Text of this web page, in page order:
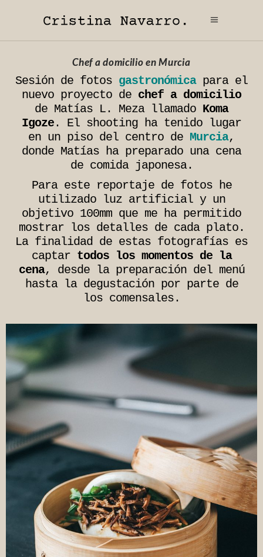
Chef a domicilio en Murcia
Sesión de fotos gastronómicapara el
nuevo proyecto de chef a domicilio
de Matías L. Meza llamado Koma
Igoze. El shooting ha tenido lugar
en un piso del centro de Murcia,
donde Matías ha preparado una cena
de comida japonesa.
Para este reportaje de fotos he
utilizado luz artificial y un
objetivo 100mm que me ha permitido
mostrar los detalles de cada plato.
La finalidad de estas fotografías es
captar todos los momentos de la
cena, desde la preparación del menú
hasta la degustación por parte de
los comensales.